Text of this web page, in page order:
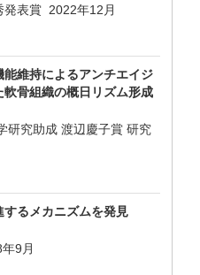
発表賞 2022年12月
維持によるアンチエイジ
骨組織の概日リズム形成
研究助成 渡辺慶子賞 研究
るメカニズムを発見
9月